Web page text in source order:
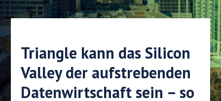
Triangle kann das Silicon
Valley der aufstrebenden
Datenwirtschaft sein – so